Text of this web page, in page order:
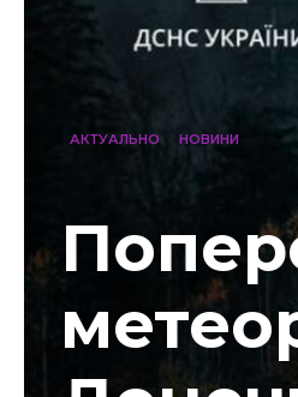
АКТУАЛЬНО НОВИНИ